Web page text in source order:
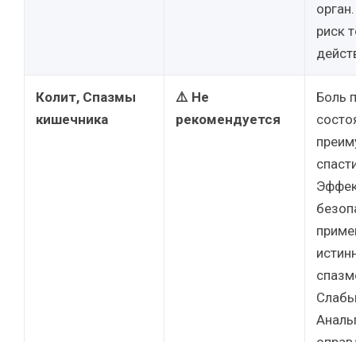
риск
Колит, Спазмы
кишечника
⚠️ Не
рекомендуется
Боль